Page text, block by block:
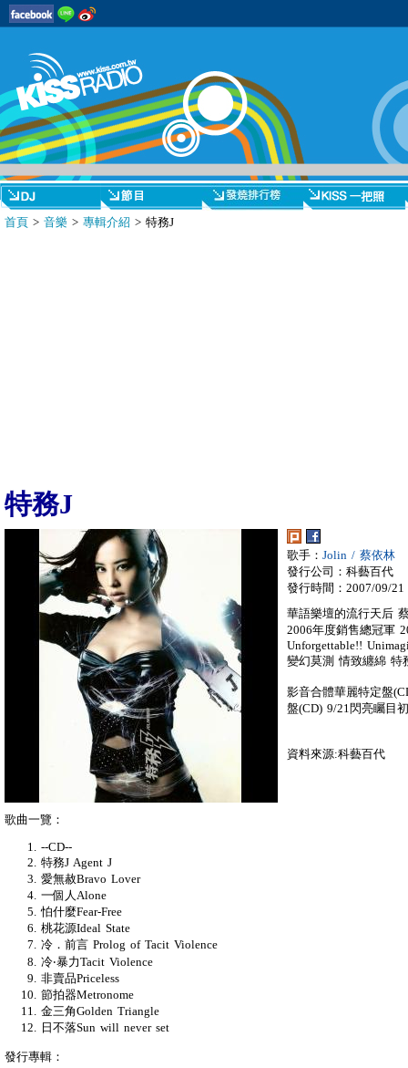
首頁 > 音樂 > 專輯介紹 > 特務J
特務J
歌手： Jolin / 蔡依林
發行公司：科藝百代
發行時間：2007/09/21
華語樂壇的流行天后
2006年度銷售總冠軍
Unforgettable!!
變幻莫測 情致纏綿 特
影音合體華麗特定盤
盤(CD) 9/21閃亮矚目
資料來源:科藝百代
歌曲一覽：
--CD--
特務J Agent J
愛無赦Bravo Lover
一個人Alone
怕什麼Fear-Free
桃花源Ideal State
冷．前言 Prolog of Tacit Violence
冷‧暴力Tacit Violence
非賣品Priceless
節拍器Metronome
金三角Golden Triangle
日不落Sun will never set
發行專輯：